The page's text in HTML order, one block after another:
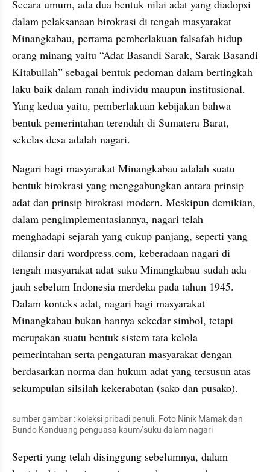
Secara umum, ada dua bentuk nilai adat yang diadopsi
dalam pelaksanaan birokrasi di tengah masyarakat
Minangkabau, pertama pemberlakuan falsafah hidup
orang minang yaitu “Adat Basandi Sarak, Sarak Basandi
Kitabullah” sebagai bentuk pedoman dalam bertingkah
laku baik dalam ranah individu maupun institusional.
Yang kedua yaitu, pemberlakuan kebijakan bahwa
bentuk pemerintahan terendah di Sumatera Barat,
sekelas desa adalah nagari.
Nagari bagi masyarakat Minangkabau adalah suatu
bentuk birokrasi yang menggabungkan antara prinsip
adat dan prinsip birokrasi modern. Meskipun demikian,
dalam pengimplementasiannya, nagari telah
menghadapi sejarah yang cukup panjang, seperti yang
dilansir dari wordpress.com, keberadaan nagari di
tengah masyarakat adat suku Minangkabau sudah ada
jauh sebelum Indonesia merdeka pada tahun 1945.
Dalam konteks adat, nagari bagi masyarakat
Minangkabau bukan hannya sekedar simbol, tetapi
merupakan suatu bentuk sistem tata kelola
pemerintahan serta pengaturan masyarakat dengan
berdasarkan norma dan hukum adat yang tersusun atas
sekumpulan silsilah kekerabatan (sako dan pusako).
sumber gambar : koleksi pribadi penuli. Foto Ninik Mamak dan
Bundo Kanduang penguasa kaum/suku dalam nagari
Seperti yang telah disinggung sebelumnya, dalam